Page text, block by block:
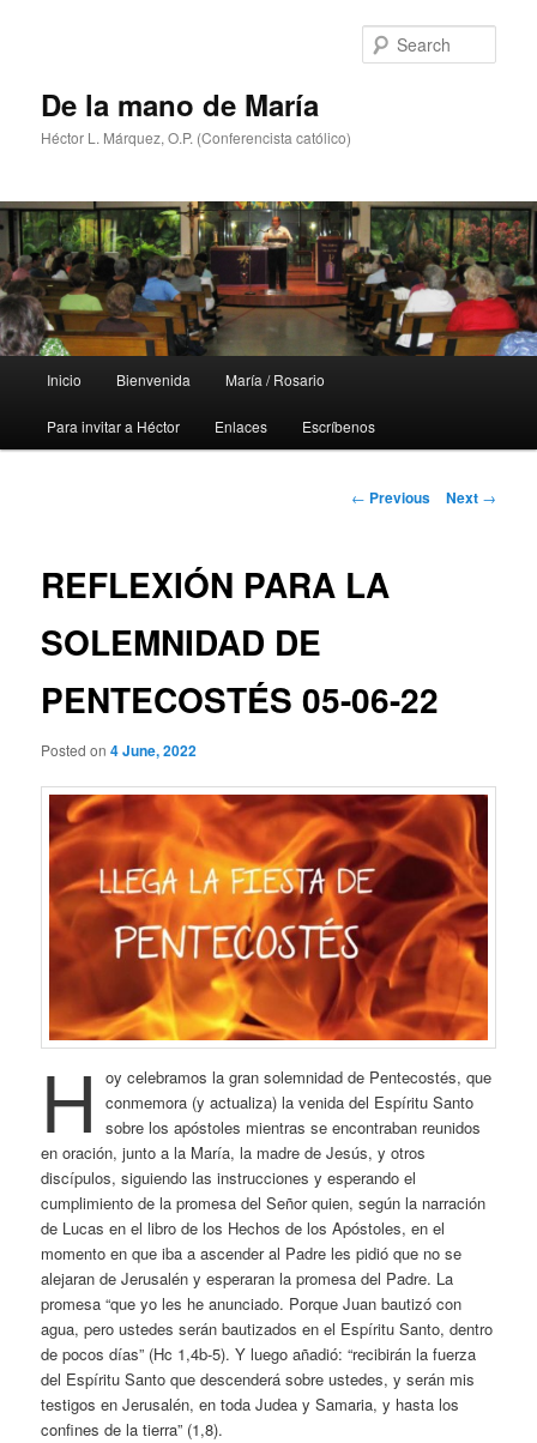
De la mano de María
Héctor L. Márquez, O.P. (Conferencista católico)
Inicio Bienvenida María / Rosario
Para invitar a Héctor Enlaces Escríbenos
Post
← Previous Next →
REFLEXIÓN PARA LA
SOLEMNIDAD DE
PENTECOSTÉS 05-06-22
Posted on4 June, 2022
H
oy celebramos la gran solemnidad de Pentecostés, que
conmemora (y actualiza) la venida del Espíritu Santo
sobre los apóstoles mientras se encontraban reunidos
en oración, junto a la María, la madre de Jesús, y otros
discípulos, siguiendo las instrucciones y esperando el
cumplimiento de la promesa del Señor quien, según la narración
de Lucas en el libro de los Hechos de los Apóstoles, en el
momento en que iba a ascender al Padre les pidió que no se
alejaran de Jerusalén y esperaran la promesa del Padre. La
promesa “que yo les he anunciado. Porque Juan bautizó con
agua, pero ustedes serán bautizados en el Espíritu Santo, dentro
de pocos días” (Hc 1,4b-5). Y luego añadió: “recibirán la fuerza
del Espíritu Santo que descenderá sobre ustedes, y serán mis
testigos en Jerusalén, en toda Judea y Samaria, y hasta los
confines de la tierra” (1,8).